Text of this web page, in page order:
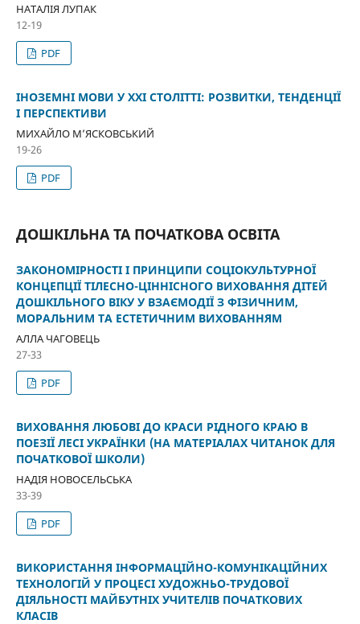
НАТАЛІЯ ЛУПАК
12-19
PDF
ІНОЗЕМНІ МОВИ У ХХІ СТОЛІТТІ: РОЗВИТКИ, ТЕНДЕНЦІЇ
І ПЕРСПЕКТИВИ
МИХАЙЛО М’ЯСКОВСЬКИЙ
19-26
PDF
ДОШКІЛЬНА ТА ПОЧАТКОВА ОСВІТА
ЗАКОНОМІРНОСТІ І ПРИНЦИПИ СОЦІОКУЛЬТУРНОЇ
КОНЦЕПЦІЇ ТІЛЕСНО-ЦІННІСНОГО ВИХОВАННЯ ДІТЕЙ
ДОШКІЛЬНОГО ВІКУ У ВЗАЄМОДІЇ З ФІЗИЧНИМ,
МОРАЛЬНИМ ТА ЕСТЕТИЧНИМ ВИХОВАННЯМ
АЛЛА ЧАГОВЕЦЬ
27-33
PDF
ВИХОВАННЯ ЛЮБОВІ ДО КРАСИ РІДНОГО КРАЮ В
ПОЕЗІЇ ЛЕСІ УКРАЇНКИ (НА МАТЕРІАЛАХ ЧИТАНОК ДЛЯ
ПОЧАТКОВОЇ ШКОЛИ)
НАДІЯ НОВОСЕЛЬСЬКА
33-39
PDF
ВИКОРИСТАННЯ ІНФОРМАЦІЙНО-КОМУНІКАЦІЙНИХ
ТЕХНОЛОГІЙ У ПРОЦЕСІ ХУДОЖНЬО-ТРУДОВОЇ
ДІЯЛЬНОСТІ МАЙБУТНІХ УЧИТЕЛІВ ПОЧАТКОВИХ
КЛАСІВ